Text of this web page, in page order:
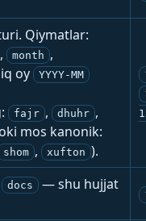
Qiymatlar:
, month ,
oy YYYY-MM
fajr , dhuhr ,
mos kanonik:
shom , xufton ).
docs
— shu hujjat